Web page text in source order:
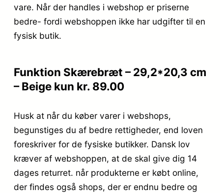
vare. Når der handles i webshop er priserne
bedre- fordi webshoppen ikke har udgifter til en
fysisk butik.
Funktion Skærebræt – 29,2*20,3 cm
– Beige kun kr. 89.00
Husk at når du køber varer i webshops,
begunstiges du af bedre rettigheder, end loven
foreskriver for de fysiske butikker. Dansk lov
kræver af webshoppen, at de skal give dig 14
dages returret. når produkterne er købt online,
der findes også shops, der er endnu bedre og